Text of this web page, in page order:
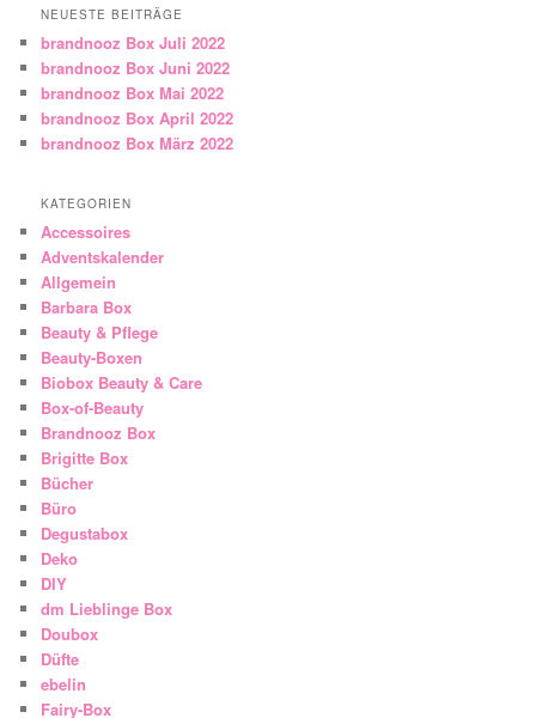
NEUESTE BEITRÄGE
brandnooz Box Juli 2022
brandnooz Box Juni 2022
brandnooz Box Mai 2022
brandnooz Box April 2022
brandnooz Box März 2022
KATEGORIEN
Accessoires
Adventskalender
Allgemein
Barbara Box
Beauty & Pflege
Beauty-Boxen
Biobox Beauty & Care
Box-of-Beauty
Brandnooz Box
Brigitte Box
Bücher
Büro
Degustabox
Deko
DIY
dm Lieblinge Box
Doubox
Düfte
ebelin
Fairy-Box